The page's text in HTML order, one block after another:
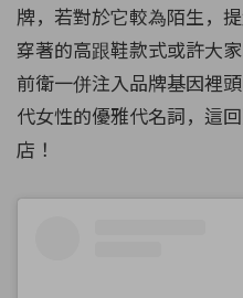
牌，若對於它較為陌生，
穿著的高跟鞋款式或許大
前衛一併注入品牌基因裡
代女性的優雅代名詞，這
店！